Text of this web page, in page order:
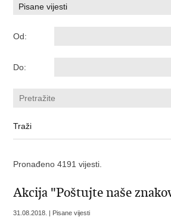
Od:
Do:
Pronađeno 4191 vijesti.
Akcija "Poštujte naše
31.08.2018. | Pisane vijesti